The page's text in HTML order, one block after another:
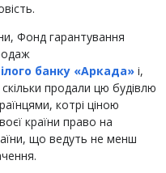
Фонд гарантування
банку «Аркада»і,
продали цю будівлю
котрі ціною
країни право на
що ведуть не менш